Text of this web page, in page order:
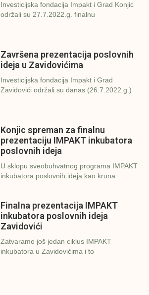
Investicijska fondacija Impakt i Grad Konjic
održali su 27.7.2022.g. finalnu
Završena prezentacija poslovnih
ideja u Zavidovićima
Investicijska fondacija Impakt i Grad
Zavidovići održali su danas (26.7.2022.g.)
Konjic spreman za finalnu
prezentaciju IMPAKT inkubatora
poslovnih ideja
U sklopu sveobuhvatnog programa IMPAKT
inkubatora poslovnih ideja kao kruna
Finalna prezentacija IMPAKT
inkubatora poslovnih ideja
Zavidovići
Zatvaramo još jedan ciklus IMPAKT
inkubatora u Zavidovićima i to